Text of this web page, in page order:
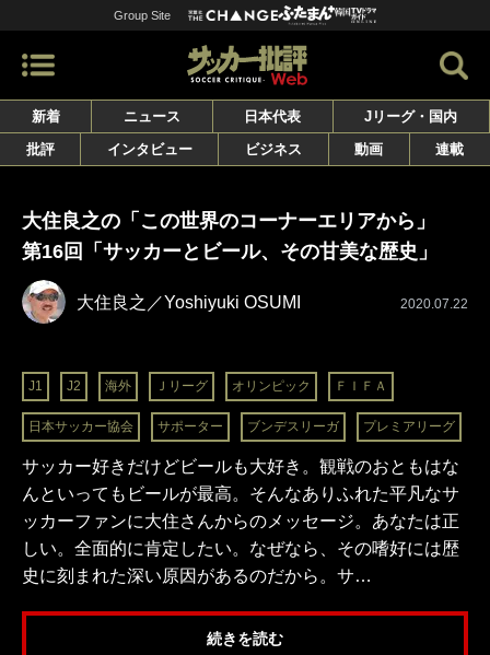
Group Site
新着 ニュース 日本代表
Jリーグ・国内
批評
インタビュー ビジネス 動画 連載
大住良之の「この世界のコーナーエリアから」
第16回「サッカーとビール、その甘美な歴史」
大住良之／Yoshiyuki OSUMI 2020.07.22
J1 J2 海外 Ｊリーグ オリンピック ＦＩＦＡ
日本サッカー協会 サポーター ブンデスリーガ プレミアリーグ
サッカー好きだけどビールも大好き。観戦のおともはな
んといってもビールが最高。そんなありふれた平凡なサ
ッカーファンに大住さんからのメッセージ。あなたは正
しい。全面的に肯定したい。なぜなら、その嗜好には歴
史に刻まれた深い原因があるのだから。サ…
続きを読む